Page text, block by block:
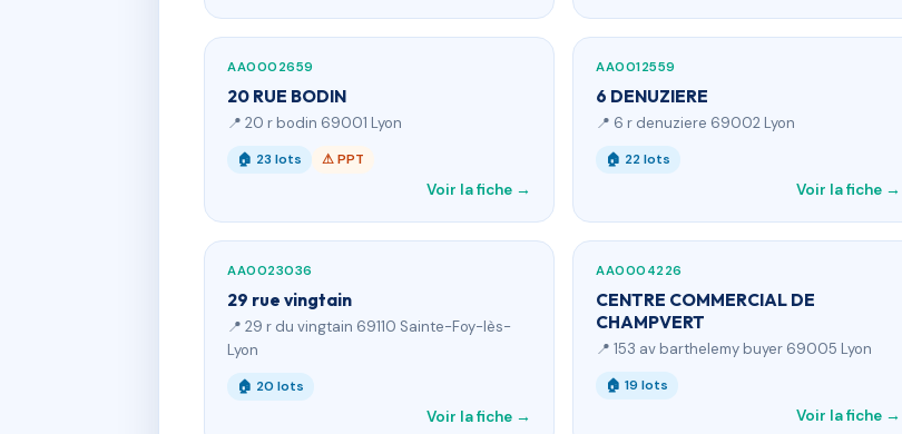
AA0002659
20 RUE BODIN
📍 20 r bodin 69001 Lyon
🏠 23 lots ⚠ PPT
Voir la fiche →
AA0012559
6 DENUZIERE
📍 6 r denuziere 69002 Lyon
🏠 22 lots
Voir la fiche →
AA0023036
29 rue vingtain
📍 29 r du vingtain 69110 Sainte-Foy-lès-
Lyon
🏠 20 lots
Voir la fiche →
AA0004226
CENTRE COMMERCIAL DE
CHAMPVERT
📍 153 av barthelemy buyer 69005 Lyon
🏠 19 lots
Voir la fiche →